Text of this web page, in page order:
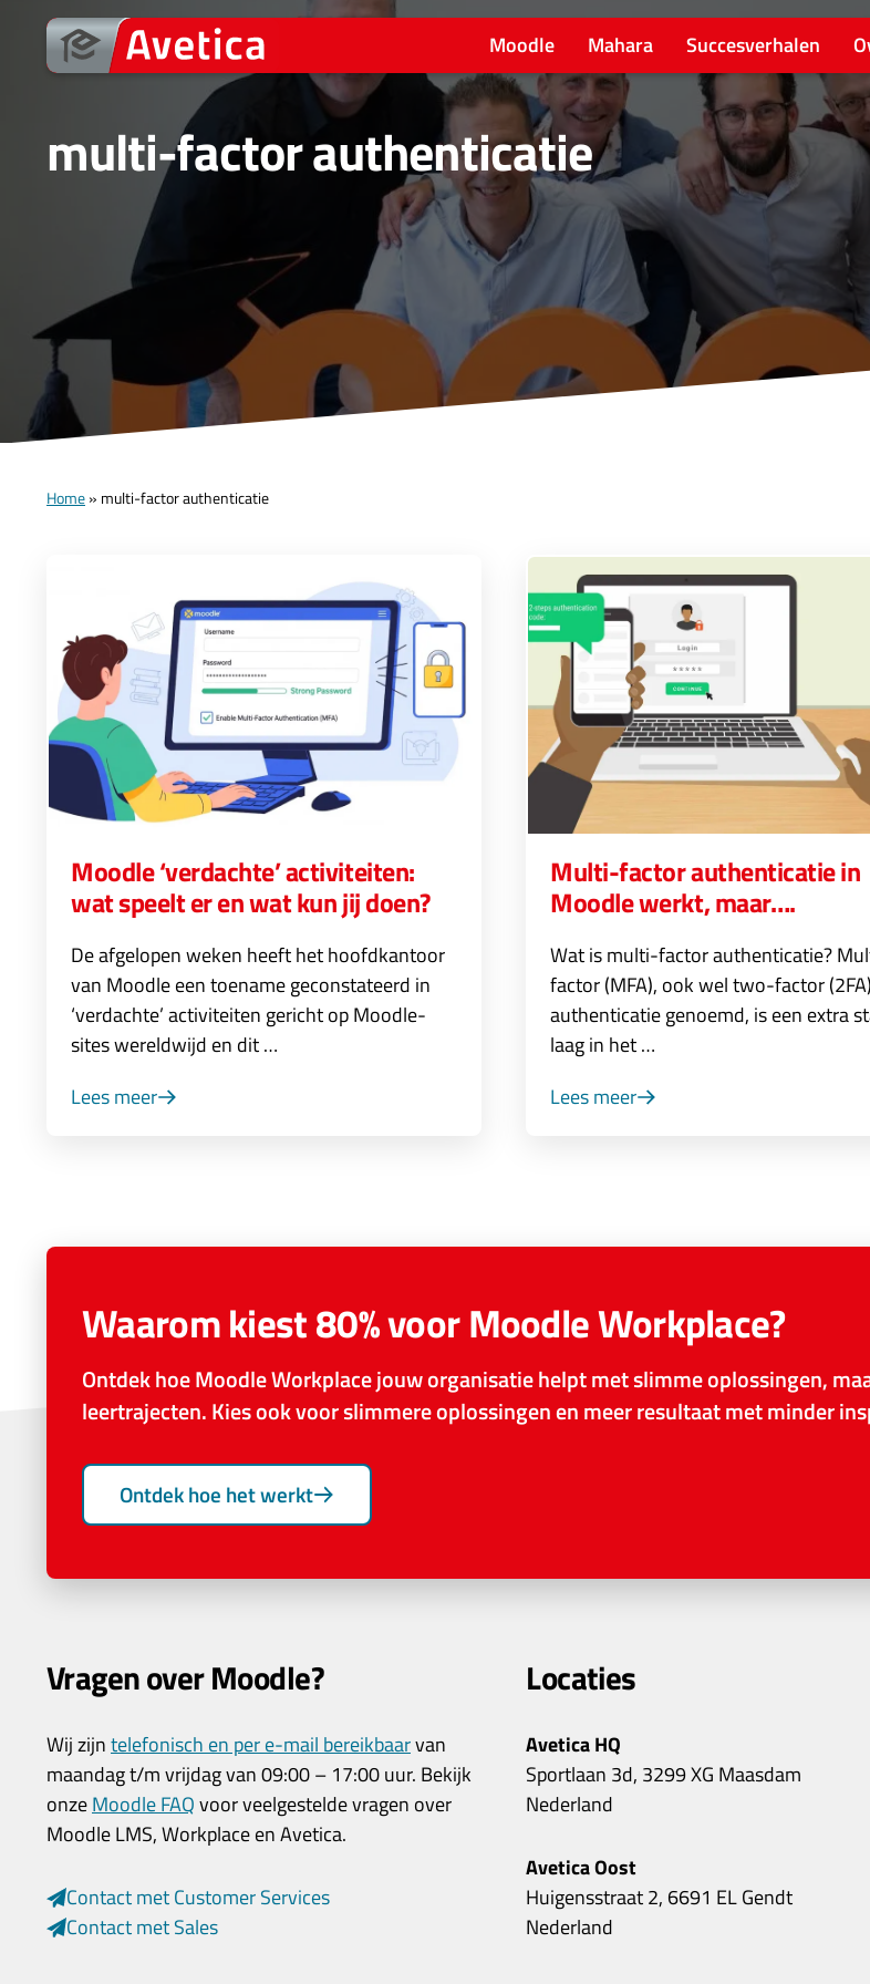
Moodle Mahara Succesverhalen
multi-factor authenticatie
Home» multi-factor authenticatie
Moodle ‘verdachte’ activiteiten:
wat speelt er en wat kun jij doen?
De afgelopen weken heeft het hoofdkantoor
van Moodle een toename geconstateerd in
‘verdachte’ activiteiten gericht op Moodle-
sites wereldwijd en dit …
Lees meer
Multi-factor authenticatie in
Moodle werkt, maar….
Wat is multi-factor authenticatie?
factor (MFA), ook wel two-factor (2FA)
authenticatie genoemd, is een extra
laag in het …
Lees meer
Waarom kiest 80% voor Moodle Workplace?
Ontdek hoe Moodle Workplace jouw organisatie helpt met slimme oplossingen,
leertrajecten. Kies ook voor slimmere oplossingen en meer resultaat met minder
Ontdek hoe het werkt
Vragen over Moodle?
Wij zijntelefonisch en per e-mail bereikbaarvan
maandag t/m vrijdag van 09:00 – 17:00 uur. Bekijk
onzeMoodle FAQvoor veelgestelde vragen over
Moodle LMS, Workplace en Avetica.
Contact met Customer Services
Contact met Sales
Locaties
Avetica HQ
Sportlaan 3d, 3299 XG Maasdam
Nederland
Avetica Oost
Huigensstraat 2, 6691 EL Gendt
Nederland